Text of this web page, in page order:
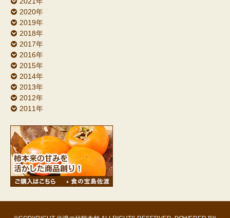
2020年
2019年
2018年
2017年
2016年
2015年
2014年
2013年
2012年
2011年